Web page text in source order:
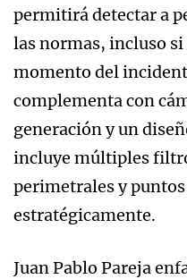
permitirá detectar a
las normas, incluso
momento del
complementa con
generación y un
incluye múltiples
perimetrales y
estratégicamente.
Juan Pablo Pareja